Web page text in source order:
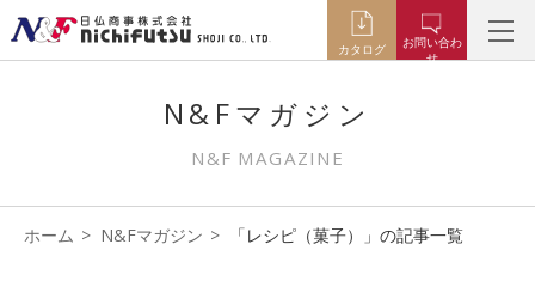
カタログ
お問い合わ
せ
N&Fマガジン
N&F MAGAZINE
ホーム N&Fマガジン 「レシピ（菓子）」の記事一覧